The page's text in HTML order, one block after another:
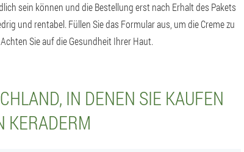
sein können und die Bestellung erst nach Erhalt des Pakets
und rentabel. Füllen Sie das Formular aus, um die Creme zu
Sie auf die Gesundheit Ihrer Haut.
IN DENEN SIE KAUFEN
KERADERM